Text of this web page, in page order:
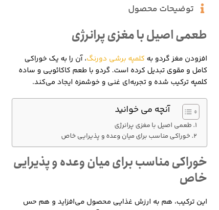
توضیحات محصول
طعمی اصیل با مغزی پرانرژی
افزودن مغز گردو به کلمپه برشی دورنگ، آن را به یک خوراکی
کامل و مقوی تبدیل کرده است. گردو با طعم کاکائویی و ساده
کلمپه ترکیب شده و تجربه‌ای غنی و خوشمزه ایجاد می‌کند.
آنچه می خوانید
طعمی اصیل با مغزی پرانرژی
خوراکی مناسب برای میان وعده و پذیرایی خاص
خوراکی مناسب برای میان وعده و پذیرایی
خاص
این ترکیب، هم به ارزش غذایی محصول می‌افزاید و هم حس